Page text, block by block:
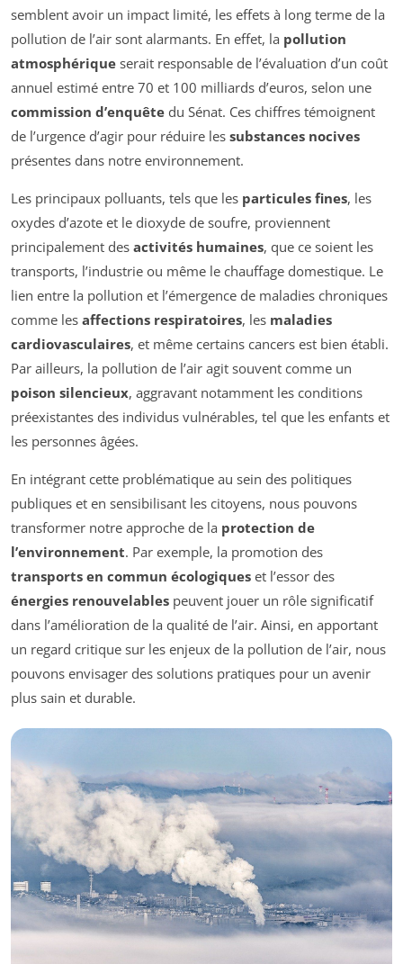
semblent avoir un impact limité, les effets à long terme de la
pollution de l’air sont alarmants. En effet, la pollution
atmosphérique serait responsable de l’évaluation d’un coût
annuel estimé entre 70 et 100 milliards d’euros, selon une
commission d’enquête du Sénat. Ces chiffres témoignent
de l’urgence d’agir pour réduire les substances nocives
présentes dans notre environnement.
Les principaux polluants, tels que les particules fines, les
oxydes d’azote et le dioxyde de soufre, proviennent
principalement des activités humaines, que ce soient les
transports, l’industrie ou même le chauffage domestique. Le
lien entre la pollution et l’émergence de maladies chroniques
comme les affections respiratoires, les maladies
cardiovasculaires, et même certains cancers est bien établi.
Par ailleurs, la pollution de l’air agit souvent comme un
poison silencieux, aggravant notamment les conditions
préexistantes des individus vulnérables, tel que les enfants et
les personnes âgées.
En intégrant cette problématique au sein des politiques
publiques et en sensibilisant les citoyens, nous pouvons
transformer notre approche de la protection de
l’environnement. Par exemple, la promotion des
transports en commun écologiques et l’essor des
énergies renouvelables peuvent jouer un rôle significatif
dans l’amélioration de la qualité de l’air. Ainsi, en apportant
un regard critique sur les enjeux de la pollution de l’air, nous
pouvons envisager des solutions pratiques pour un avenir
plus sain et durable.